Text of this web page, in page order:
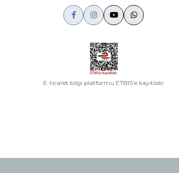
E-ticaret bilgi platformu ETBIS’e kayıtlıdır